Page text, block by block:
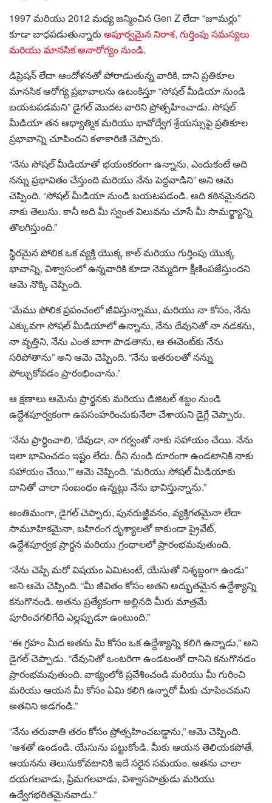
1997 మరియు 2012 మధ్య జన్మించిన Gen Z లేదా “జూమర్లు”
కూడా బాధపడుతున్నారు అపూర్వమైన నిరాశ, గుర్తింపు సమస్యలు
మరియు మానసిక అనారోగ్యం నుండి.
డిప్రెషన్ లేదా ఆందోళనతో పోరాడుతున్న వారికి, దాని ప్రతికూల
మానసిక ఆరోగ్య ప్రభావాలను ఉటంకిస్తూ “సోషల్ మీడియా నుండి
బయటపడమని” డైగల్ మొదట వారిని ప్రోత్సహించాడు. సోషల్
మీడియా తన ఆధ్యాత్మిక మరియు భావోద్వేగ శ్రేయస్సుపై ప్రతికూల
ప్రభావాన్ని చూపిందని కళాకారిణి చెప్పారు.
“నేను సోషల్ మీడియాతో భయంకరంగా ఉన్నాను, ఎందుకంటే అది
నన్ను ప్రభావితం చేస్తుంది మరియు నేను పెద్దవాడిని” అని ఆమె
చెప్పింది. “సోషల్ మీడియా నుండి బయటపడండి. అది కఠినమైనదని
నాకు తెలుసు. కానీ అది మీ స్వంత విలువను చూసే మీ సామర్థ్యాన్ని
తొలగిస్తుంది.”
స్థిరమైన పోలిక ఒక వ్యక్తి యొక్క కాల్ మరియు గుర్తింపు యొక్క
భావాన్ని, విశ్వాసంలో ఉన్నవారికి కూడా నెమ్మదిగా క్షీణింపజేస్తుందని
ఆమె నొక్కి చెప్పింది.
“మేము పోలిక ప్రపంచంలో జీవిస్తున్నాము, మరియు నా కోసం, నేను
ఎక్కువగా సోషల్ మీడియాలో ఉన్నాను, నేను దేవునితో నా నడకను,
నా వృత్తిని, నేను ఎంత బాగా పాడతాను, ఆ ఈవెంట్‌కు నేను
సరిపోతాను” అని ఆమె చెప్పింది. “నేను ఇతరులతో నన్ను
పోల్చుకోవడం ప్రారంభించాను.”
ఆ క్షణాలు ఆమెను ప్రార్థనకు మరియు డిజిటల్ శబ్దం నుండి
ఉద్దేశపూర్వకంగా ఉపసంహరించుకునేలా చేశాయని డైగ్లే చెప్పారు.
“నేను ప్రార్థించాలి, 'దేవుడా, నా గర్వంతో నాకు సహాయం చేయి. నేను
ఇలా భావించడం ఇష్టం లేదు. దీని నుండి దూరంగా ఉండటానికి నాకు
సహాయం చేయి,'” ఆమె చెప్పింది. “మరియు సోషల్ మీడియాకు
దానితో చాలా సంబంధం ఉన్నట్లు నేను భావిస్తున్నాను.”
అంతిమంగా, డైగల్ చెప్పారు, పునరుజ్జీవనం, వ్యక్తిగతమైనా లేదా
సామూహికమైనా, బహిరంగ దృశ్యాలతో కాకుండా ప్రైవేట్,
ఉద్దేశపూర్వక ప్రార్థన మరియు గ్రంథాలలో ప్రారంభమవుతుంది.
“నేను చెప్పే మరో విషయం ఏమిటంటే, యేసుతో నిశ్శబ్దంగా ఉండు”
అని ఆమె చెప్పింది. “మీ జీవితం కోసం అతని అద్భుతమైన ఉద్దేశ్యాన్ని
కనుగొనండి. అతను ప్రత్యేకంగా అల్లినది మీరు మాత్రమే
పూరించగలిగేది ఎల్లప్పుడూ ఉంటుంది.”
“ఈ గ్రహం మీద అతను మీ కోసం ఒక ఉద్దేశ్యాన్ని కలిగి ఉన్నాడు,” అని
డైగల్ చెప్పాడు. “దేవునితో ఒంటరిగా ఉండటంతో దానిని కనుగొనడం
ప్రారంభమవుతుంది. వాక్యంలోకి ప్రవేశించండి మరియు మీ గురించి
మరియు ఆయన మీ కోసం ఏమి కలిగి ఉన్నారో మీకు చూపించమని
అతనిని అడగండి.”
“నేను తరువాతి తరం కోసం ప్రోత్సహించబడ్డాను,” ఆమె చెప్పింది.
“ఆశతో ఉండండి. యేసును పట్టుకోండి. మీకు ఆయన తెలియకపోతే,
ఆయనను తెలుసుకోవటానికి ఇదే సరైన సమయం. అతను చాలా
దయగలవాడు, ప్రేమగలవాడు, విశ్వాసపాత్రుడు మరియు
ఉద్వేగభరితమైనవాడు.”